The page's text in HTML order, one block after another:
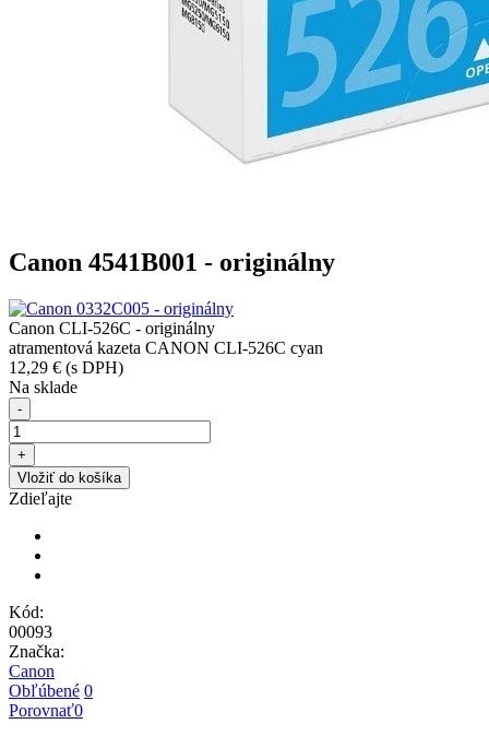
Canon 4541B001 - originálny
Canon CLI-526C - originálny
atramentová kazeta CANON CLI-526C cyan
12,29 € (s DPH)
Na sklade
-
+
Vložiť do košíka
Zdieľajte
Kód:
00093
Značka:
Canon
Obľúbené 0
Porovnať0